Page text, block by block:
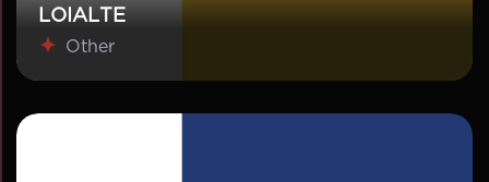
LOIALTE
Other